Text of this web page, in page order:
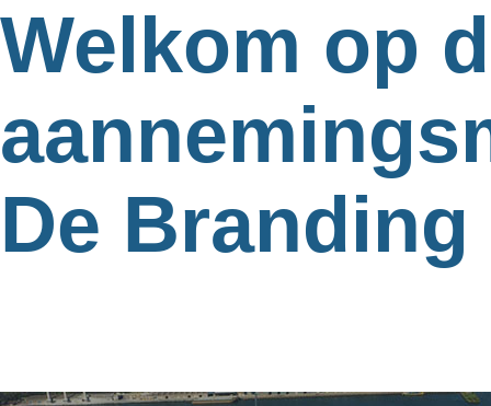
Welkom op
De Branding